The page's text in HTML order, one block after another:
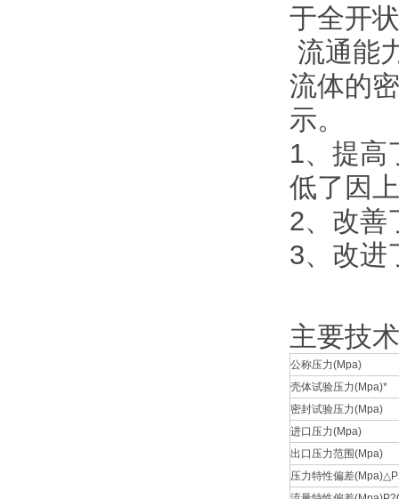
于全开
流通能
流体的
示。
1、提高
低了因
2、改善
3、改进
主要技
公称压力(Mpa)
壳体试验压力(Mpa)*
密封试验压力(Mpa)
进口压力(Mpa)
出口压力范围(Mpa)
压力特性偏差